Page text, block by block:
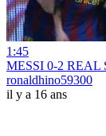
1:45
MESSI 0-2 REAL
ronaldhino59300
il y a 16 ans